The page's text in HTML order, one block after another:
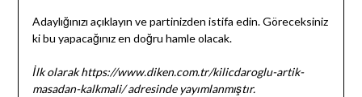
Adaylığınızı açıklayın ve partinizden istifa edin. Göreceksiniz
ki bu yapacağınız en doğru hamle olacak.
İlk olarak https://www.diken.com.tr/kilicdaroglu-artik-
masadan-kalkmali/ adresinde yayımlanmıştır.